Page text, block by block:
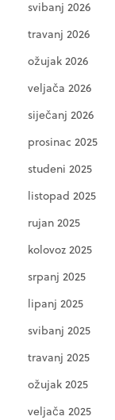
svibanj 2026
travanj 2026
ožujak 2026
veljača 2026
siječanj 2026
prosinac 2025
studeni 2025
listopad 2025
rujan 2025
kolovoz 2025
srpanj 2025
lipanj 2025
svibanj 2025
travanj 2025
ožujak 2025
veljača 2025